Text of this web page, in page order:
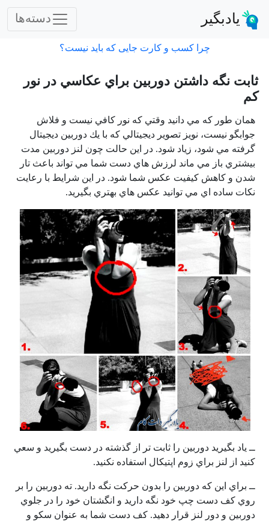
یادبگیر دسته‌ها
چرا کسب و کارت جایی که باید نیست؟
ثابت نگه داشتن دوربين براي عكاسي در نور
كم
همان طور كه مي دانيد وقتي كه نور كافي نيست و فلاش
جوابگو نيست، نويز تصوير ديجيتالي كه با يك دوربين ديجيتال
گرفته مي شود، زياد شود. در اين حالت چون لنز دوربين مدت
بيشتري باز مي ماند لرزش هاي دست شما مي تواند باعث تار
شدن و كاهش كيفيت عكس شما شود. در اين شرايط با رعايت
نكات ساده اي مي توانيد عكس هاي بهتري بگيريد.
ــ ياد بگيريد دوربين را ثابت تر از گذشته در دست بگيريد و سعي
كنيد از لنز براي زوم اپتيكال استفاده نكنيد.
ــ براي اين كه دوربين را بدون حركت نگه داريد. ته دوربين را بر
روي كف دست چپ خود نگه داريد و انگشتان خود را در جلوي
دوربين و دور لنز قرار دهيد. كف دست شما به عنوان سكو و